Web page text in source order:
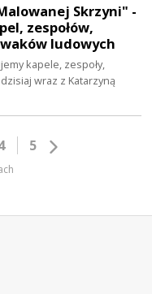
Skrzyni" -
zespołów,
ludowych
kapele, zespoły,
wraz z Katarzyną
5